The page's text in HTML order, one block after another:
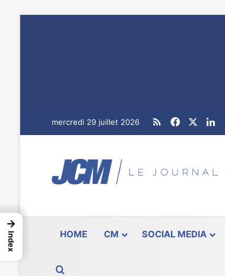
mercredi 29 juillet 2026 RSSFacebook
HOME CM SOCIAL MEDIA
→
Index